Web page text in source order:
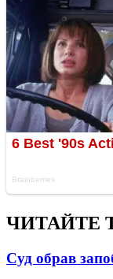
ЧИТАЙТЕ
Суд обрав